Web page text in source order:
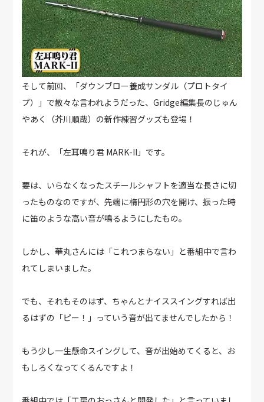
そして前回、「ダウンブロー養成サンダル（プロトタイ
プ）」で散々な言われようだった、Gridge編集長のじゅん
やあく（芥川順哉）の新作練習グッズも登場！
それが、「左耳鳴り君 MARK-II」です。
要は、いらなくなったスチールシャフトを適当な長さに切
ったものなのですが、先端に楕円形の穴を開け、振った時
に笛のような高い音が鳴るようにしたもの。
しかし、華丸さんには「これつまらない」と番組中で言わ
れてしまいました。
でも、それもそのはず、ちゃんとナイススイングすれば出
るはずの「ピー！」っていう音が出てませんでしたから！
もう少し一生懸命スイングして、音が出始めてくると、お
もしろくなってくるんですよ！